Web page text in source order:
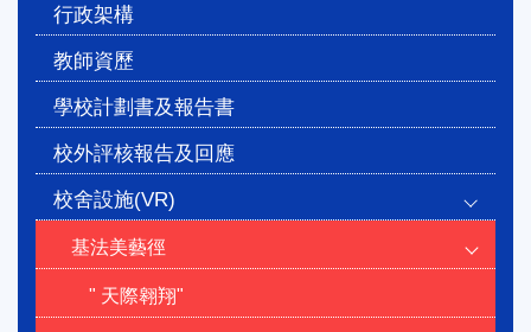
行政架構
教師資歷
學校計劃書及報告書
校外評核報告及回應
校舍設施(VR)
基法美藝徑
" 天際翱翔"